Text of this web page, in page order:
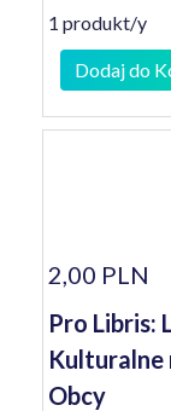
1 produkt/y
Dodaj do
2,00 PLN
Pro Libris:
Kulturalne
Obcy